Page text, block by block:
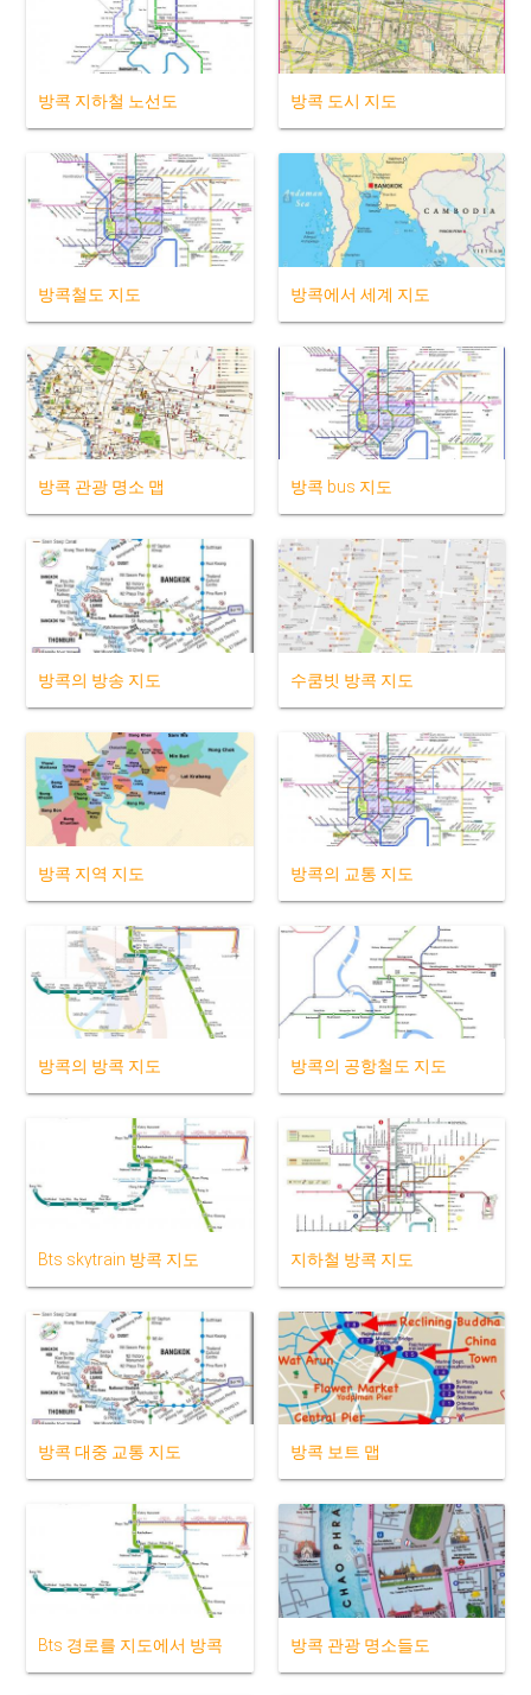
방콕 지하철 노선도 방콕 도시 지도
방콕철도 지도 방콕에서 세계 지도
방콕 관광 명소 맵 방콕 bus 지도
방콕의 방송 지도 수쿰빗 방콕 지도
방콕 지역 지도 방콕의 교통 지도
방콕의 방콕 지도 방콕의 공항철도 지도
Bts skytrain 방콕 지도 지하철 방콕 지도
방콕 대중 교통 지도 방콕 보트 맵
Bts 경로를 지도에서 방콕 방콕 관광 명소들도